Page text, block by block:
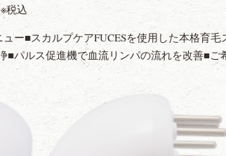
※税込
ー■スカルプケアFUCESを使用した本格育
■パルス促進機で血流リンパの流れを改善■